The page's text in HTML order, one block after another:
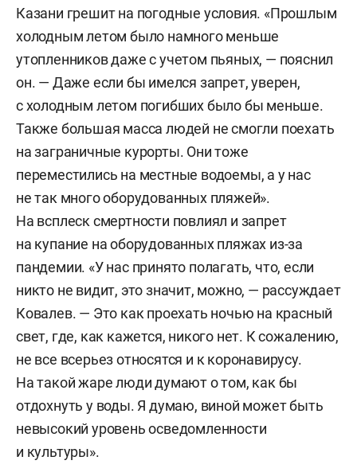
Казани грешит на погодные условия. «Прошлым
холодным летом было намного меньше
утопленников даже с учетом пьяных, — пояснил
он. — Даже если бы имелся запрет, уверен,
с холодным летом погибших было бы меньше.
Также большая масса людей не смогли поехать
на заграничные курорты. Они тоже
переместились на местные водоемы, а у нас
не так много оборудованных пляжей».
На всплеск смертности повлиял и запрет
на купание на оборудованных пляжах из-за
пандемии. «У нас принято полагать, что, если
никто не видит, это значит, можно, — рассуждает
Ковалев. — Это как проехать ночью на красный
свет, где, как кажется, никого нет. К сожалению,
не все всерьез относятся и к коронавирусу.
На такой жаре люди думают о том, как бы
отдохнуть у воды. Я думаю, виной может быть
невысокий уровень осведомленности
и культуры».